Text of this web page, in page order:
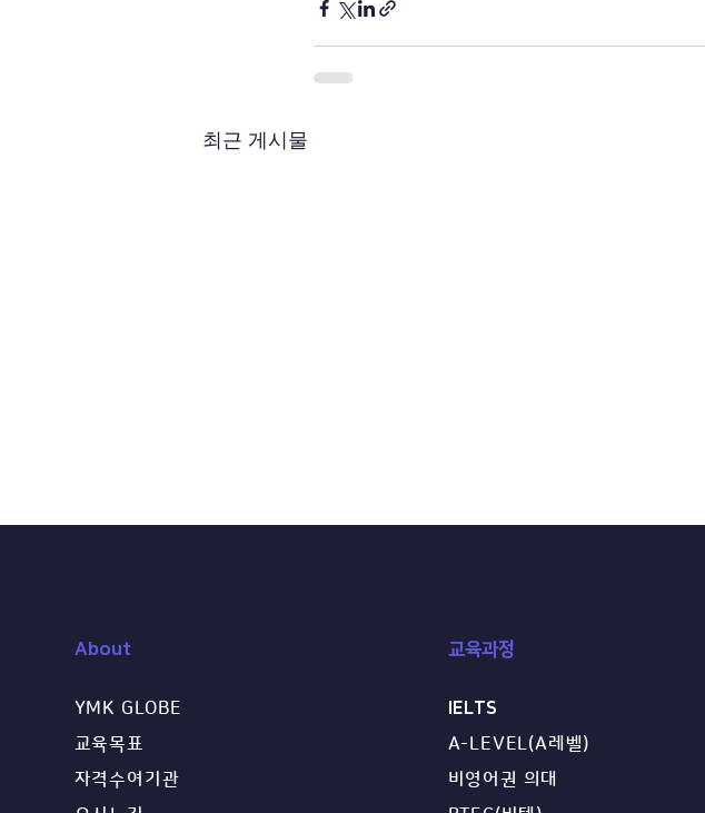
최근 게시물
영국 의대 A레벨·BTEC·HND
온라인 세미나 (2026.07.10)
About
YMK GLOBE
교육목표
자격수여기관
교육과정
IELTS
A-LEVEL(A레벨)
비영어권 의대